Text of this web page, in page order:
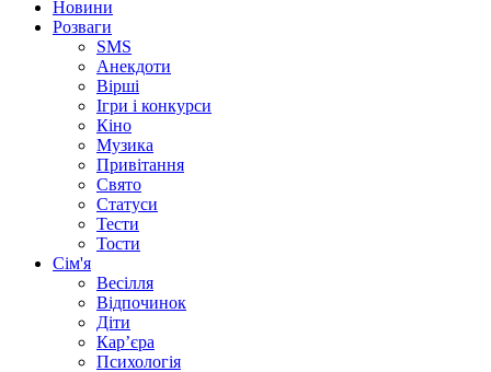
Новини
Розваги
SMS
Анекдоти
Вірші
Ігри і конкурси
Кіно
Музика
Привітання
Свято
Статуси
Тести
Тости
Сім'я
Весілля
Відпочинок
Діти
Кар’єра
Психологія